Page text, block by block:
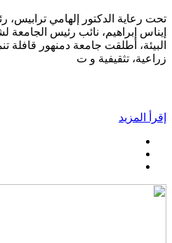
تحت رعاية الدكتور إلهامي ترابيس،
إيناس إبراهيم، نائب رئيس الجامعة
البيئة، أطلقت جامعة دمنهور قافلة
زراعية، تثقيفية و ت
إقرأ المزيد